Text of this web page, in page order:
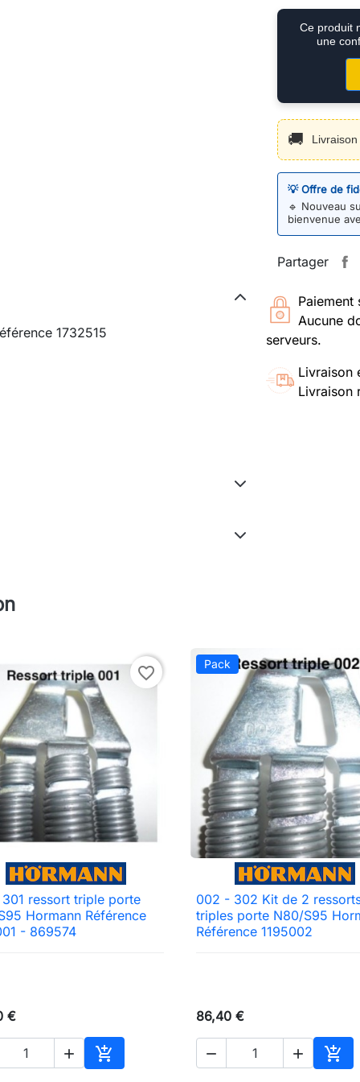
Ce produit
une
🚚 Livraison
💡 Offre de
🔹 Nouveau
bienvenue
Partager
Paiement
Aucune
serveurs.
Livraison
Livraison
1732515
favorite_border
 Aperçu rapide
ressort triple porte
Hormann Référence
- 869574
€
 
Ajouter au panier
Pack
 Aperçu rapide
002 - 302 Kit de 2
triples porte N80/S95
Référence 1195002
86,40 €
  